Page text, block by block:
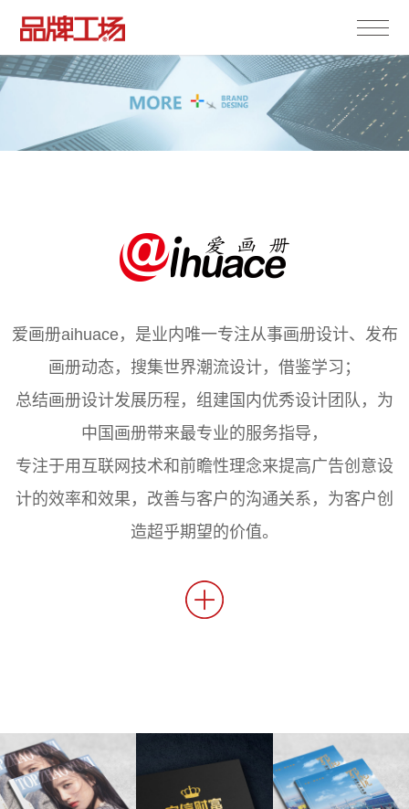
爱画册aihuace，是业内唯一专注从事画册设计、发布
画册动态，搜集世界潮流设计，借鉴学习；
总结画册设计发展历程，组建国内优秀设计团队，为
中国画册带来最专业的服务指导，
专注于用互联网技术和前瞻性理念来提高广告创意设
计的效率和效果，改善与客户的沟通关系，为客户创
造超乎期望的价值。